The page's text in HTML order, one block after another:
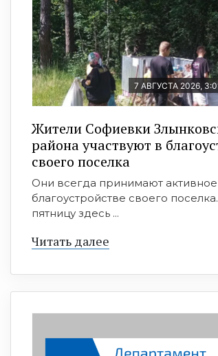
7 АВГУСТА 2026,
Жители Софиевки
района участвуют в
своего поселка
Они всегда принимают
благоустройстве своего
пятницу здесь ...
Читать далее